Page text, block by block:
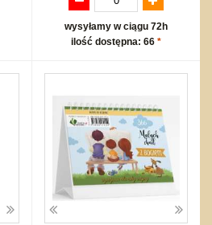
wysyłamy w ciągu 72h
ilość dostępna: 66 *